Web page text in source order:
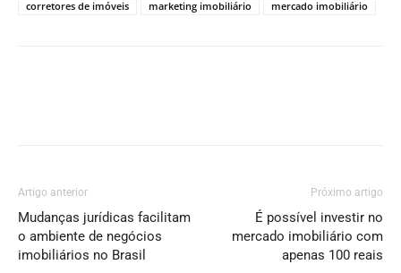
corretores de imóveis
marketing imobiliário mercado imobiliário
Artigo anterior
Mudanças jurídicas facilitam
o ambiente de negócios
imobiliários no Brasil
Próximo artigo
É possível investir no
mercado imobiliário com
apenas 100 reais